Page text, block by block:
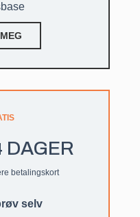
DAGER
betalingskort
selv